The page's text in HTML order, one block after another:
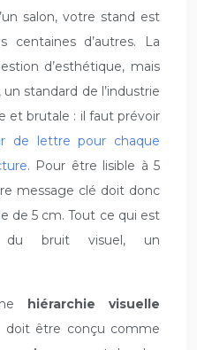
salon, votre stand est
centaines d’autres. La
d’esthétique, mais
standard de l’industrie
et brutale : il faut prévoir
de lettre pour chaque
. Pour être lisible à 5
message clé doit donc
de 5 cm. Tout ce qui est
du bruit visuel, un
hiérarchie visuelle
doit être conçu comme